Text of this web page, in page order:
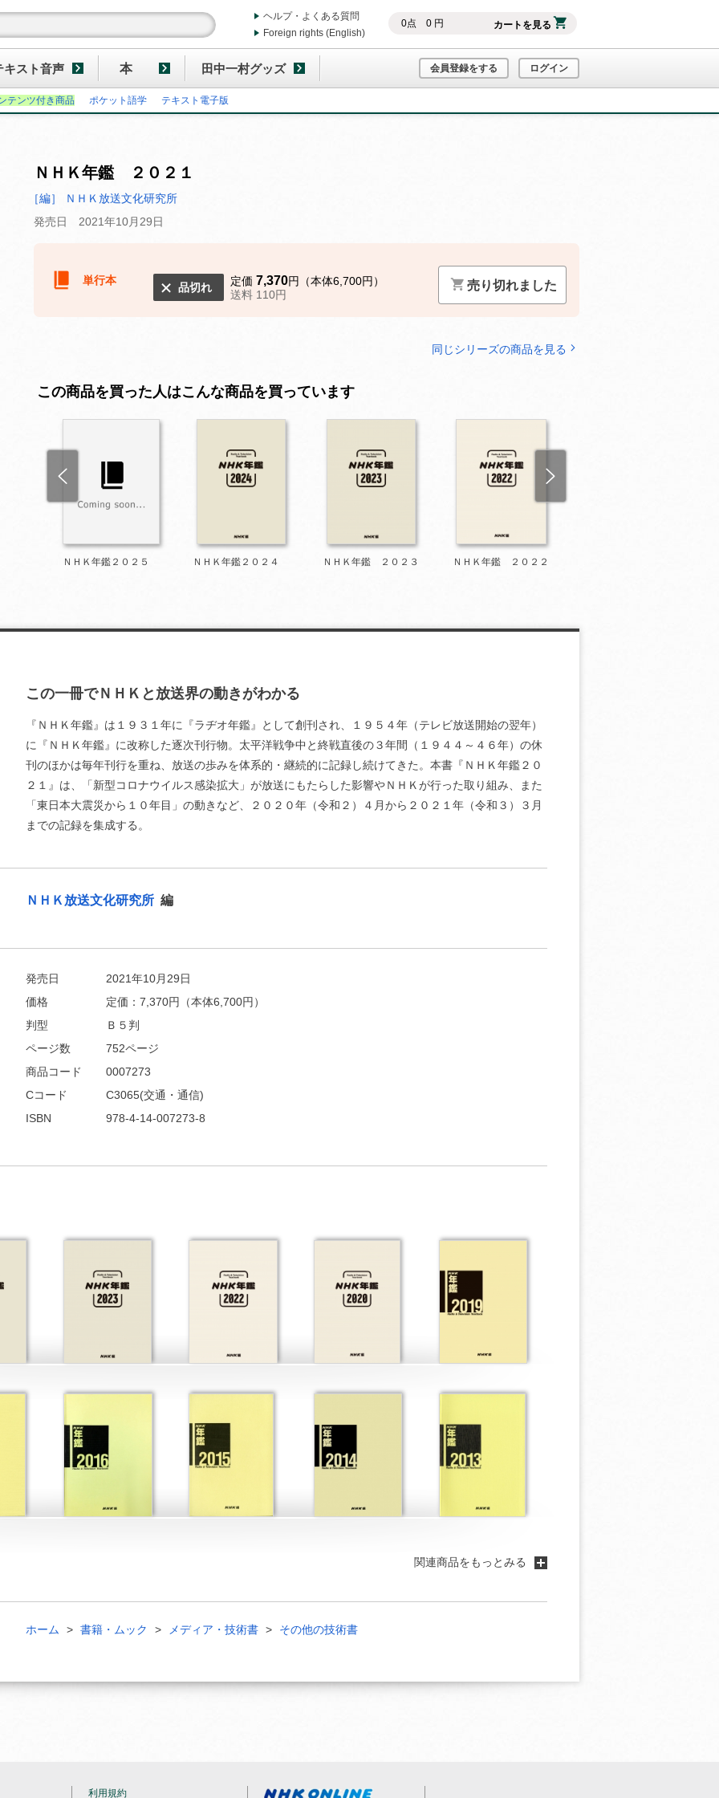
0点 0円 カートを見る
ヘルプ・よくある質問
Foreign rights (English)
キスト音声 本 田中一村グッズ 会員登録をする ログイン
テンツ付き商品 ポケット語学 テキスト電子版
お支払いに進む
他にも商品を買う
ＮＨＫ年鑑 ２０２１
［編］ ＮＨＫ放送文化研究所
発売日 2021年10月29日
単行本
品切れ 定価 7,370円（本体6,700円）
送料 110円
売り切れました
同じシリーズの商品を見る
この商品を買った人はこんな商品を買っています
ＮＨＫ年鑑２０２５ ＮＨＫ年鑑２０２４ ＮＨＫ年鑑 ２０２３ ＮＨＫ年鑑 ２０２２
この一冊でＮＨＫと放送界の動きがわかる
『ＮＨＫ年鑑』は１９３１年に『ラヂオ年鑑』として創刊され、１９５４年（テレビ放送開始の翌年）
に『ＮＨＫ年鑑』に改称した逐次刊行物。太平洋戦争中と終戦直後の３年間（１９４４～４６年）の休
刊のほかは毎年刊行を重ね、放送の歩みを体系的・継続的に記録し続けてきた。本書『ＮＨＫ年鑑２０
２１』は、「新型コロナウイルス感染拡大」が放送にもたらした影響やＮＨＫが行った取り組み、また
「東日本大震災から１０年目」の動きなど、２０２０年（令和２）４月から２０２１年（令和３）３月
までの記録を集成する。
ＮＨＫ放送文化研究所 編
発売日
2021年10月29日
価格
定価： 7,370円（本体6,700円）
判型
Ｂ５判
ページ数
752ページ
商品コード
0007273
Cコード
C3065(交通・通信)
ISBN
978-4-14-007273-8
関連商品をもっとみる
ホーム 書籍・ムック メディア・技術書 その他の技術書
利用規約